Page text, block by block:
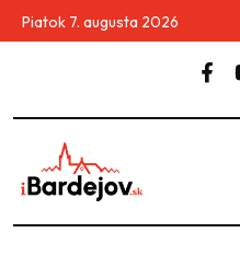
Piatok 7. augusta 2026